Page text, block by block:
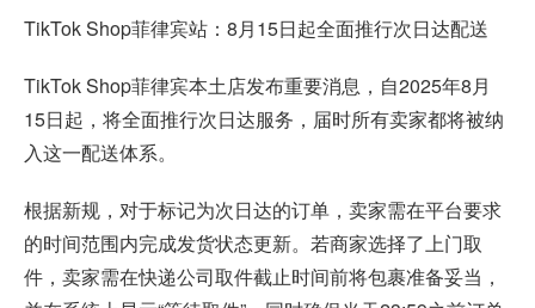
TikTok Shop菲律宾站：8月15日起全面推行次日达配送
TikTok Shop菲律宾本土店发布重要消息，自2025年8月
15日起，将全面推行次日达服务，届时所有卖家都将被纳
入这一配送体系。
根据新规，对于标记为次日达的订单，卖家需在平台要求
的时间范围内完成发货状态更新。若商家选择了上门取
件，卖家需在快递公司取件截止时间前将包裹准备妥当，